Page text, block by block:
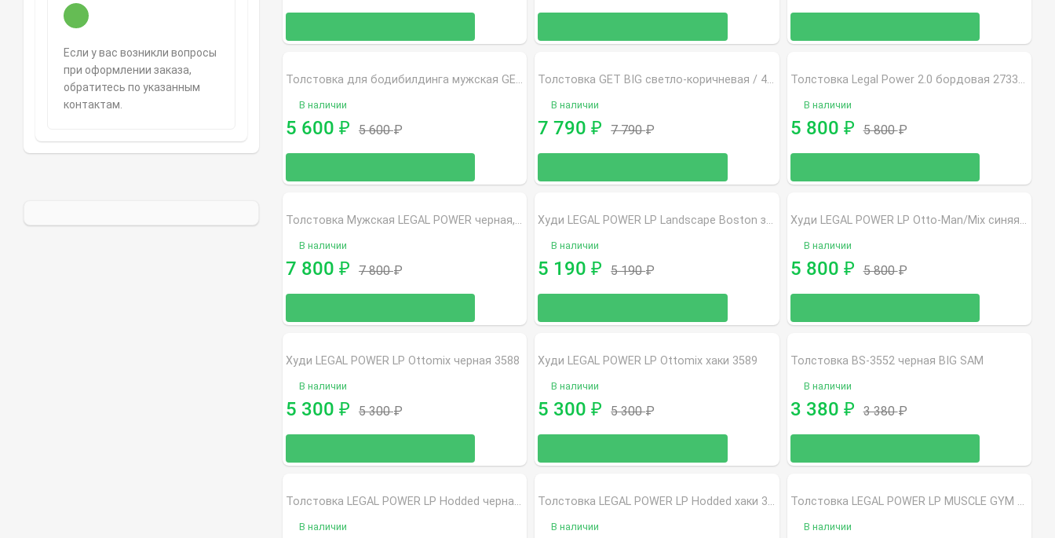
Если у вас возникли вопросы
при оформлении заказа,
обратитесь по указанным
контактам.
Толстовка для бодибилдинга мужская GET BIG темно-синяя 3517
В наличии
5 600 ₽ 5 600₽
Толстовка GET BIG светло-коричневая / 4080
В наличии
7 790₽ 7 790₽
Толстовка Legal Power 2.0 бордовая 2733-864 18
В наличии
5 800 ₽ 5 800₽
Толстовка Мужская LEGAL POWER черная, 4016-899 01
В наличии
7 800 ₽ 7 800₽
Худи LEGAL POWER LP Landscape Boston зеленая (4222-864/405 06)
В наличии
5 190₽ 5 190₽
Худи LEGAL POWER LP Otto-Man/Mix синяя 3587
В наличии
5 800 ₽ 5 800₽
Худи LEGAL POWER LP Ottomix черная 3588
В наличии
5 300 ₽ 5 300₽
Худи LEGAL POWER LP Ottomix хаки 3589
В наличии
5 300₽ 5 300₽
Толстовка BS-3552 черная BIG SAM
В наличии
3 380 ₽ 3 380₽
Толстовка LEGAL POWER LP Hodded черная 3291
В наличии
Толстовка LEGAL POWER LP Hodded хаки 3292
В наличии
Толстовка LEGAL POWER LP MUSCLE GYM COLOGNE черная (50677-864 01)
В наличии